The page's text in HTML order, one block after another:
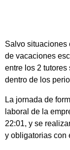
Salvo situaciones
de vacaciones
entre los 2 tutores
dentro de los
La jornada de
laboral de la
22:01, y se
y obligatorias con